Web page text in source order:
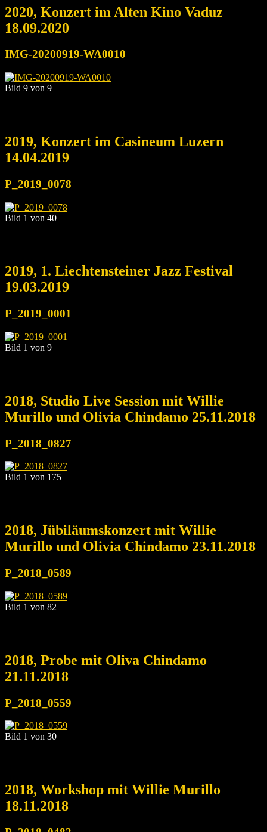
2020, Konzert im Alten Kino Vaduz
18.09.2020
IMG-20200919-WA0010
Bild 9 von 9
2019, Konzert im Casineum Luzern
14.04.2019
P_2019_0078
Bild 1 von 40
2019, 1. Liechtensteiner Jazz Festival
19.03.2019
P_2019_0001
Bild 1 von 9
2018, Studio Live Session mit Willie
Murillo und Olivia Chindamo 25.11.2018
P_2018_0827
Bild 1 von 175
2018, Jübiläumskonzert mit Willie
Murillo und Olivia Chindamo 23.11.2018
P_2018_0589
Bild 1 von 82
2018, Probe mit Oliva Chindamo
21.11.2018
P_2018_0559
Bild 1 von 30
2018, Workshop mit Willie Murillo
18.11.2018